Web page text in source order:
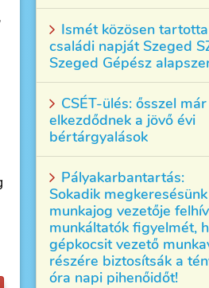
Ismét közösen tartotta
családi napját Szeged
Szeged Gépész
CSÉT-ülés: ősszel már
elkezdődnek a jövő évi
bértárgyalások
Pályakarbantartás:
Sokadik
munkajog vezetője
munkáltatók figyelmét,
gépkocsit vezető
részére biztosítsák a
óra napi pihenőidőt!